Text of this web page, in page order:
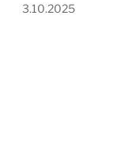
3.10.2025